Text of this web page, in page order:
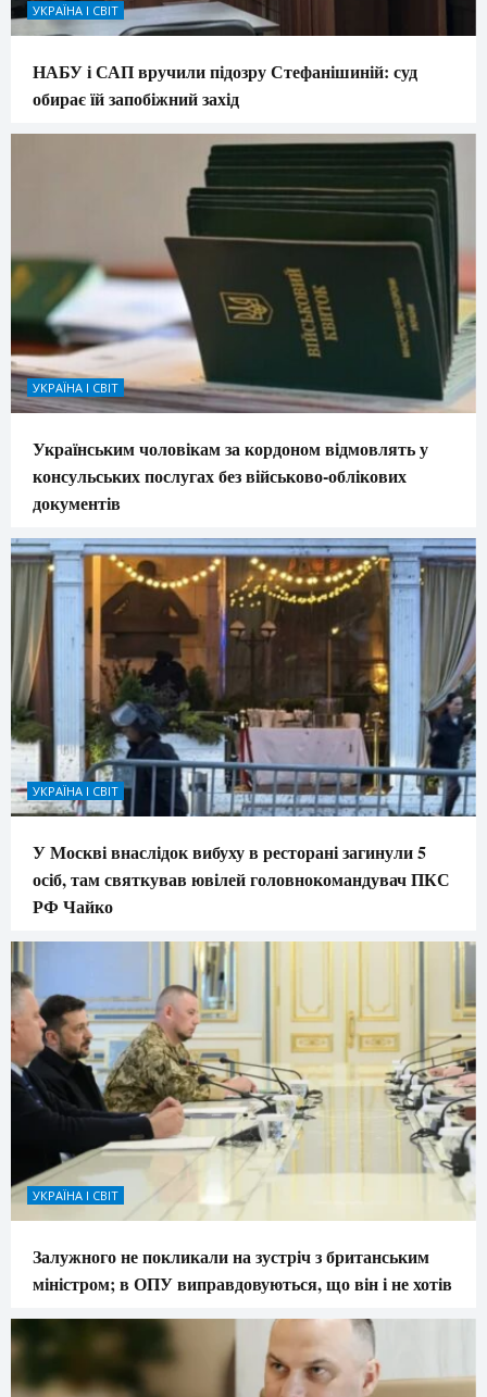
УКРАЇНА І СВІТ
НАБУ і САП вручили підозру Стефанішиній: суд
обирає їй запобіжний захід
УКРАЇНА І СВІТ
Українським чоловікам за кордоном відмовлять у
консульських послугах без військово-облікових
документів
УКРАЇНА І СВІТ
У Москві внаслідок вибуху в ресторані загинули 5
осіб, там святкував ювілей головнокомандувач ПКС
РФ Чайко
УКРАЇНА І СВІТ
Залужного не покликали на зустріч з британським
міністром; в ОПУ виправдовуються, що він і не хотів